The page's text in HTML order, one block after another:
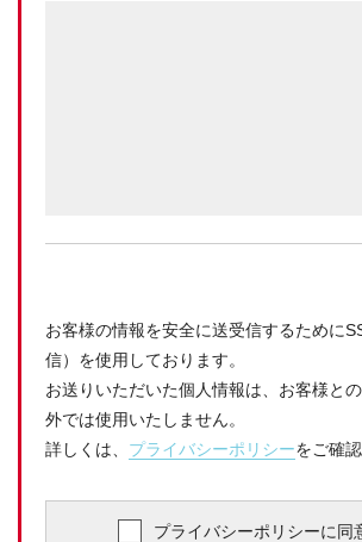
お客様の情報を安全に送受信するために
信）を使用しております。
お送りいただいた個人情報は、お客様と
外では使用いたしません。
詳しくは、 プライバシーポリシーをご確
プライバシーポリシーに同